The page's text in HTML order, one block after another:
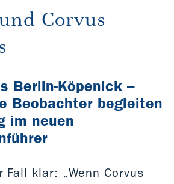
Corvus
Berlin-Köpenick –
Beobachter begleiten
im neuen
Fall klar: „Wenn Corvus